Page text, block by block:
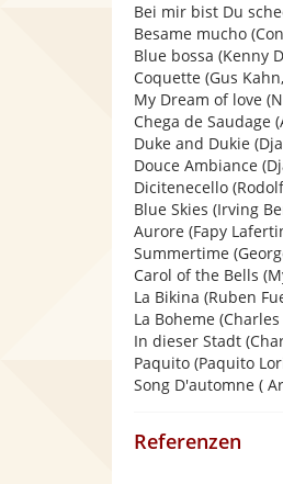
Bei mir bist Du
Besame mucho
Blue bossa (Kenny
Coquette (Gus
My Dream of love
Chega de Saudage
Duke and Dukie
Douce Ambiance
Dicitenecello
Blue Skies (Irving
Aurore (Fapy
Summertime
Carol of the Bells
La Bikina (Ruben
La Boheme
In dieser Stadt
Paquito (Paquito
Song D'automne (
Referenzen